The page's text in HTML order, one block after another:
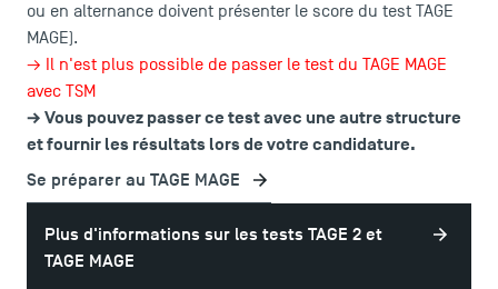
ou en alternance doivent présenter le score du test TAGE
MAGE).
→ Il n'est plus possible de passer le test du TAGE MAGE
avec TSM
→ Vous pouvez passer ce test avec une autre structure
et fournir les résultats lors de votre candidature.
Se préparer au TAGE MAGE
Plus d'informations sur les tests TAGE 2 et
TAGE MAGE